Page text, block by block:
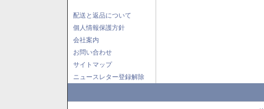
配送と返品について
個人情報保護方針
会社案内
お問い合わせ
サイトマップ
ニュースレター登録解除